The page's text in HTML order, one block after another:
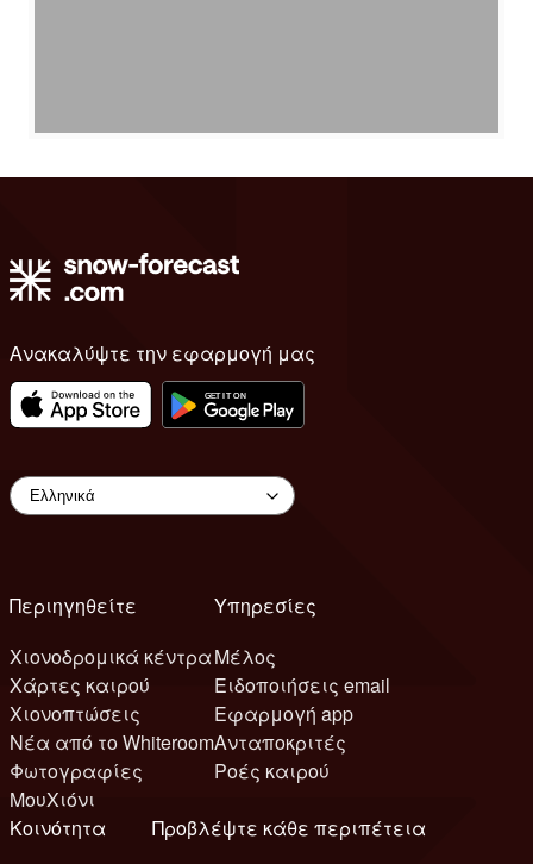
Ανακαλύψτε την εφαρμογή μας
Περιηγηθείτε
Χιονοδρομικά κέντρα
Χάρτες καιρού
Χιονοπτώσεις
Νέα από το Whiteroom
Φωτογραφίες
ΜουΧιόνι
Υπηρεσίες
Μέλος
Ειδοποιήσεις email
Εφαρμογή app
Ανταποκριτές
Ροές καιρού
Κοινότητα
Προβλέψτε κάθε περιπέτεια